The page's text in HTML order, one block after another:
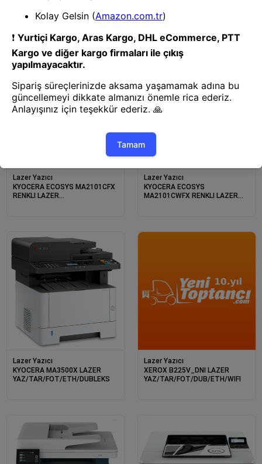
YAZ/TAR/FOT/FAX/ETH/DUB
LAZER
YAZ/TAR/FOT/FAX/ETH/WIFI/DUB
Lazer Yazıcı
KYOCERA ECOSYS MA2101CFX
RENKLI LAZER
Lazer Yazıcı
KYOCERA ECOSYS
MA2101CWFX RENKLI LAZER
Lazer Yazıcı
KYOCERA MA3500X LAZER
YAZ/TAR/FOT/ETH/DUBLEKS
Lazer Yazıcı
XEROX B225V_DNI LAZER
YAZ/TAR/FOT/DUB/ETH/WIFI